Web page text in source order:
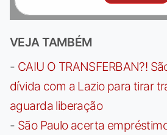
VEJA TAMBÉM
- CAIU O TRANSFERBAN?!
dívida com a Lazio para tirar
aguarda liberação
- São Paulo acerta